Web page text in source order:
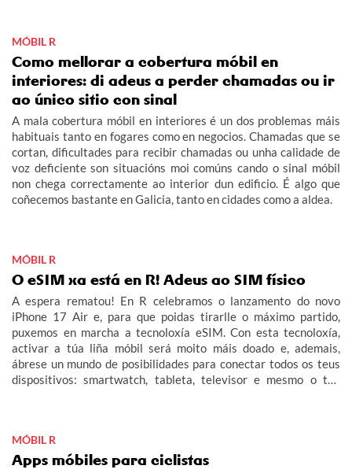
MÓBIL R
Como mellorar a cobertura móbil en
interiores: di adeus a perder chamadas ou ir
ao único sitio con sinal
A mala cobertura móbil en interiores é un dos problemas máis
habituais tanto en fogares como en negocios. Chamadas que se
cortan, dificultades para recibir chamadas ou unha calidade de
voz deficiente son situacións moi comúns cando o sinal móbil
non chega correctamente ao interior dun edificio. É algo que
coñecemos bastante en Galicia, tanto en cidades como a aldea.
MÓBIL R
O eSIM xa está en R! Adeus ao SIM físico
A espera rematou! En R celebramos o lanzamento do novo
iPhone 17 Air e, para que poidas tirarlle o máximo partido,
puxemos en marcha a tecnoloxía eSIM. Con esta tecnoloxía,
activar a túa liña móbil será moito máis doado e, ademais,
ábrese un mundo de posibilidades para conectar todos os teus
dispositivos: smartwatch, tableta, televisor e mesmo o teu
MÓBIL R
Apps móbiles para ciclistas